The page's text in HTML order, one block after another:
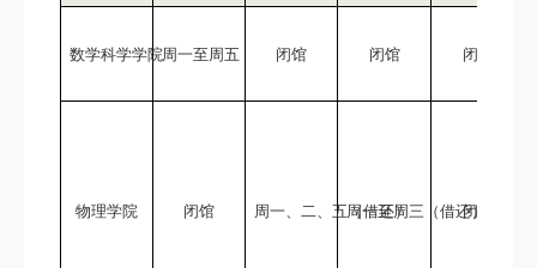
数学科学学院周一至周五 闭馆 闭馆 闭馆
物理学院 闭馆 周一、二、五（借还）周一至周三（借还）
闭馆